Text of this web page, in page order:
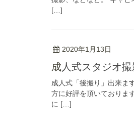
[…]
2020年1月13日
成人式スタジ
成人式「後撮り」出来ま
方に好評を頂いておりま
に […]